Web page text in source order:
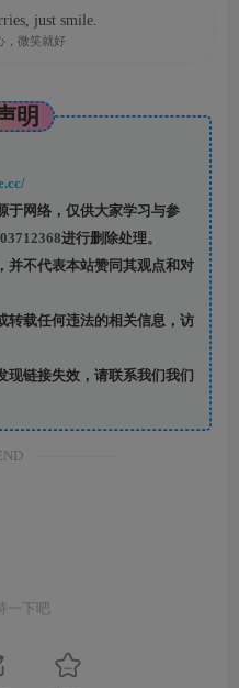
just smile.
，微笑就好
明
于网络，仅供大家学习与参
进行删除处理。
并不代表本站赞同其观点和对
转载任何违法的相关信息，访
现链接失效，请联系我们我们
一下吧